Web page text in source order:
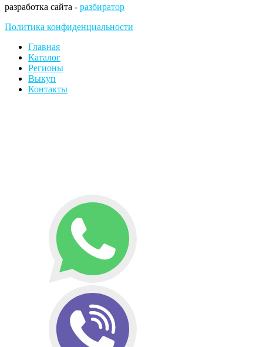
разработка сайта - разбиратор
Политика конфиденциальности
Главная
Каталог
Регионы
Выкуп
Контакты